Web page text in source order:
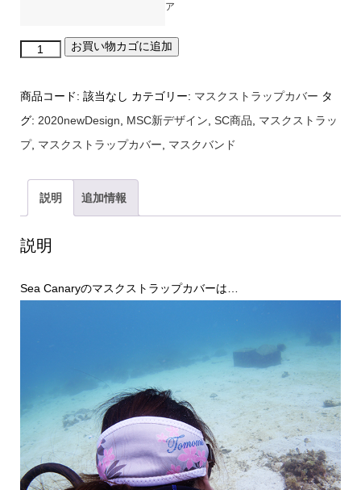
ア
ク
ス
ト
プ
カ
ー
お買い物カゴに追加
商品コード: 該当なし カテゴリー: マスクストラップカバー タ
グ: 2020newDesign MSC新デザイン SC商品
マスクストラッ
プ, マスクストラップカバー マスクバンド
説明 追加情報
説明
Sea Canaryのマスクストラップカバーは…